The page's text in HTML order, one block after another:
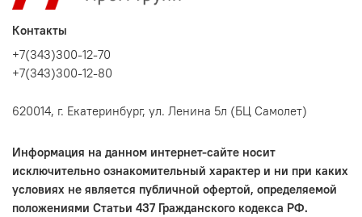
Контакты
+7(343)300-12-70
+7(343)300-12-80
620014, г. Екатеринбург, ул. Ленина 5л (БЦ Самолет)
Информация на данном интернет-сайте носит
исключительно ознакомительный характер и ни при каких
условиях не является публичной офертой, определяемой
положениями Статьи 437 Гражданского кодекса РФ.